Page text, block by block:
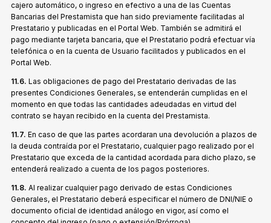
cajero automático, o ingreso en efectivo a una de las Cuentas
Bancarias del Prestamista que han sido previamente facilitadas al
Prestatario y publicadas en el Portal Web. También se admitirá el
pago mediante tarjeta bancaria, que el Prestatario podrá efectuar vía
telefónica o en la cuenta de Usuario facilitados y publicados en el
Portal Web.
11.6. Las obligaciones de pago del Prestatario derivadas de las
presentes Condiciones Generales, se entenderán cumplidas en el
momento en que todas las cantidades adeudadas en virtud del
contrato se hayan recibido en la cuenta del Prestamista.
11.7. En caso de que las partes acordaran una devolución a plazos de
la deuda contraída por el Prestatario, cualquier pago realizado por el
Prestatario que exceda de la cantidad acordada para dicho plazo, se
entenderá realizado a cuenta de los pagos posteriores.
11.8. Al realizar cualquier pago derivado de estas Condiciones
Generales, el Prestatario deberá especificar el número de DNI/NIE o
documento oficial de identidad análogo en vigor, así como el